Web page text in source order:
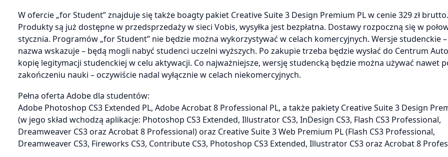
W ofercie „for Student” znajduje się także boagty pakiet Creative Suite 3 Design Premium PL w cenie 329 zł brutto.
Produkty są już dostępne w przedsprzedaży w sieci Vobis, wysyłka jest bezpłatna. Dostawy rozpoczną się w
stycznia. Programów „for Student” nie będzie można wykorzystywać w celach komercyjnych. Wersje studenckie
nazwa wskazuje – będą mogli nabyć studenci uczelni wyższych. Po zakupie trzeba będzie wysłać do Centrum
kopię legitymacji studenckiej w celu aktywacji. Co najważniejsze, wersję studencką będzie można używać nawet
zakończeniu nauki – oczywiście nadal wyłącznie w celach niekomercyjnych.
Pełna oferta Adobe dla studentów:
Adobe Photoshop CS3 Extended PL, Adobe Acrobat 8 Professional PL, a także pakiety Creative Suite 3 Design
(w jego skład wchodzą aplikacje: Photoshop CS3 Extended, Illustrator CS3, InDesign CS3, Flash CS3 Professional,
Dreamweaver CS3 oraz Acrobat 8 Professional) oraz Creative Suite 3 Web Premium PL (Flash CS3 Professional,
Dreamweaver CS3, Fireworks CS3, Contribute CS3, Photoshop CS3 Extended, Illustrator CS3 oraz Acrobat 8